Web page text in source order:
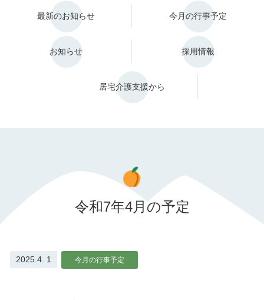
最新のお知らせ 今月の行事予定
お知らせ 採用情報
居宅介護支援から
令和7年4月の予定
2025.4. 1 今月の行事予定